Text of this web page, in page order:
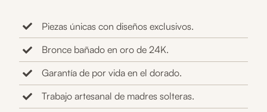
Piezas únicas con diseños exclusivos.
Bronce bañado en oro de 24K.
Garantía de por vida en el dorado.
Trabajo artesanal de madres solteras.